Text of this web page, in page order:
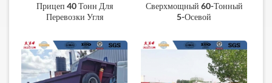
Прицеп 40 Тонн Для
Перевозки Угля
Сверхмощный 60-Тонный
5-Осевой